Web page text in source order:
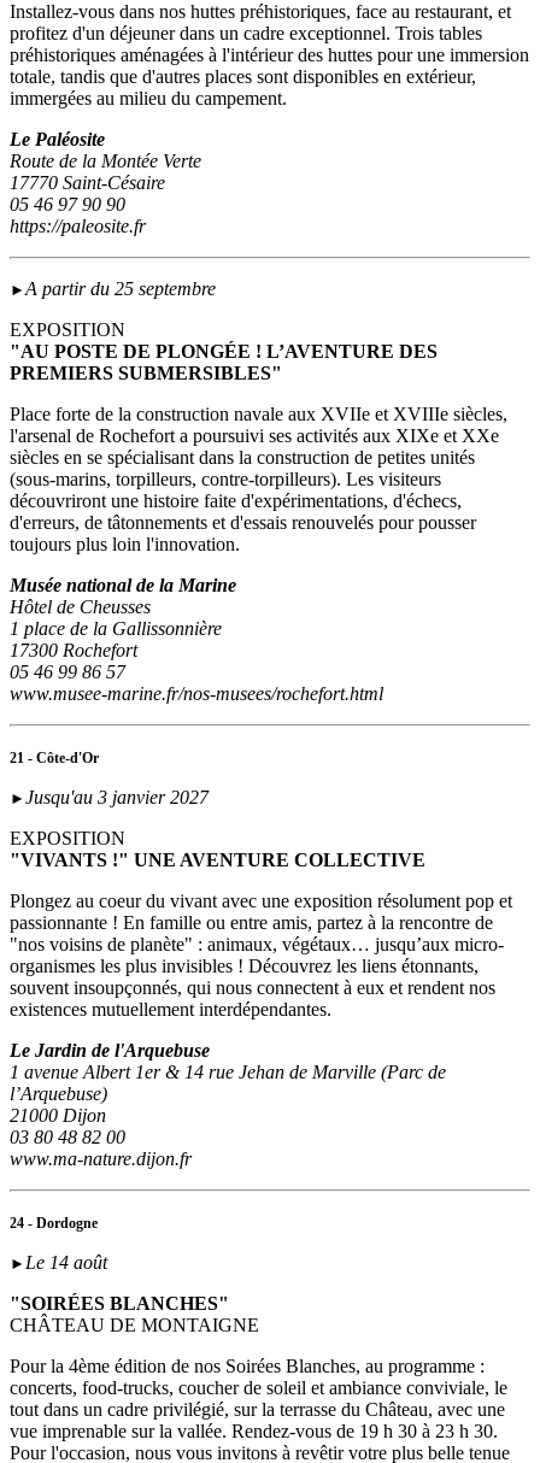
Installez-vous dans nos huttes préhistoriques, face au restaurant, et
profitez d'un déjeuner dans un cadre exceptionnel. Trois tables
préhistoriques aménagées à l'intérieur des huttes pour une immersion
totale, tandis que d'autres places sont disponibles en extérieur,
immergées au milieu du campement.
Le Paléosite
Route de la Montée Verte
17770 Saint-Césaire
05 46 97 90 90
https://paleosite.fr
►A partir du 25 septembre
EXPOSITION
"AU POSTE DE PLONGÉE ! L’AVENTURE DES
PREMIERS SUBMERSIBLES"
Place forte de la construction navale aux XVIIe et XVIIIe siècles,
l'arsenal de Rochefort a poursuivi ses activités aux XIXe et XXe
siècles en se spécialisant dans la construction de petites unités
(sous‑marins, torpilleurs, contre-torpilleurs). Les visiteurs
découvriront une histoire faite d'expérimentations, d'échecs,
d'erreurs, de tâtonnements et d'essais renouvelés pour pousser
toujours plus loin l'innovation.
Musée national de la Marine
Hôtel de Cheusses
1 place de la Gallissonnière
17300 Rochefort
05 46 99 86 57
www.musee-marine.fr/nos-musees/rochefort.html
21 - Côte-d'Or
► Jusqu'au 3 janvier 2027
EXPOSITION
"VIVANTS !" UNE AVENTURE COLLECTIVE
Plongez au coeur du vivant avec une exposition résolument pop et
passionnante ! En famille ou entre amis, partez à la rencontre de
"nos voisins de planète" : animaux, végétaux… jusqu’aux micro-
organismes les plus invisibles ! Découvrez les liens étonnants,
souvent insoupçonnés, qui nous connectent à eux et rendent nos
existences mutuellement interdépendantes.
Le Jardin de l'Arquebuse
1 avenue Albert 1er & 14 rue Jehan de Marville (Parc de
l’Arquebuse)
21000 Dijon
03 80 48 82 00
www.ma-nature.dijon.fr
24 - Dordogne
► Le 14 août
"SOIRÉES BLANCHES"
CHÂTEAU DE MONTAIGNE
Pour la 4ème édition de nos Soirées Blanches, au programme :
concerts, food-trucks, coucher de soleil et ambiance conviviale, le
tout dans un cadre privilégié, sur la terrasse du Château, avec une
vue imprenable sur la vallée. Rendez-vous de 19 h 30 à 23 h 30.
Pour l'occasion, nous vous invitons à revêtir votre plus belle tenue